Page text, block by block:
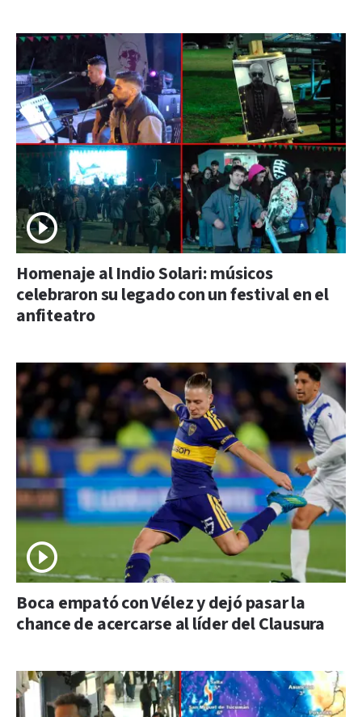
Homenaje al Indio Solari: músicos
celebraron su legado con un festival en el
anfiteatro
Boca empató con Vélez y dejó pasar la
chance de acercarse al líder del Clausura